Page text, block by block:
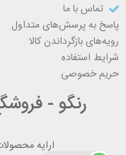
تماس با ما
پاسخ به پرسش‌های متداول
رویه‌های بازگرداندن کالا
شرایط استفاده
حریم خصوصی
رنگو -
ارایه